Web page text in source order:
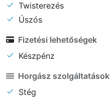
Twisterezés
Úszós
Fizetési lehetőségek
Készpénz
Horgász szolgáltatások
Stég